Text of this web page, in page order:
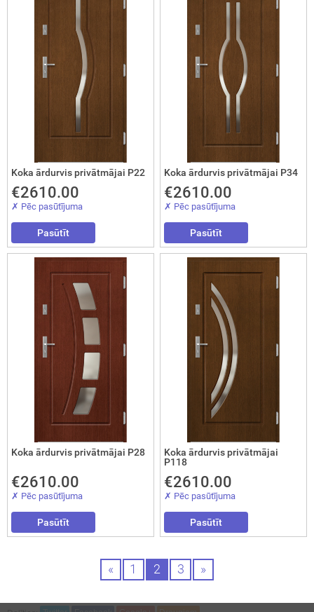
Koka ārdurvis privātmājai P22
€2610.00
✗ Pēc pasūtījuma
Pasūtīt
Koka ārdurvis privātmājai P34
€2610.00
✗ Pēc pasūtījuma
Pasūtīt
Koka ārdurvis privātmājai P28
€2610.00
✗ Pēc pasūtījuma
Pasūtīt
Koka ārdurvis privātmājai
P118
€2610.00
✗ Pēc pasūtījuma
Pasūtīt
« 1 2 3 »
Nosūtīt!